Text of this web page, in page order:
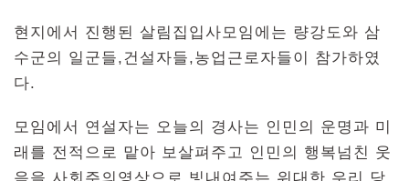
현지에서 진행된 살림집입사모임에는 량강도와 삼
수군의 일군들,건설자들,농업근로자들이 참가하였
다.
모임에서 연설자는 오늘의 경사는 인민의 운명과 미
래를 전적으로 맡아 보살펴주고 인민의 행복넘친 웃